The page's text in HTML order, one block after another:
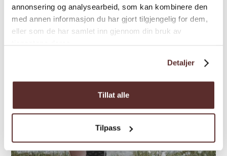
annonsering og analysearbeid, som kan kombinere den
med annen informasjon du har gjort tilgjengelig for dem,
eller som de har samlet inn gjennom din bruk av
Detaljer
Tillat alle
Tilpass
zu Fuß zur Berghütte Rauhelleren und am
nächsten Tag zur Berghütte Stigstuv.